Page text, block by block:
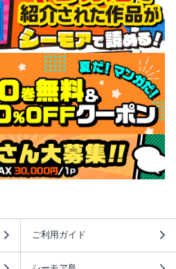
ご利用ガイド